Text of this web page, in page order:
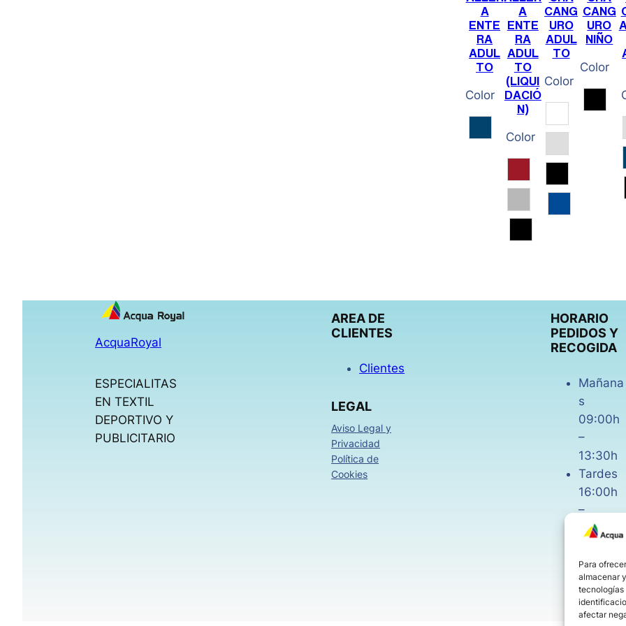
Para
almacenar
tecnologías
afectar
A
ENTE
RA
ADUL
TO
Color
Marino
A
ENTE
RA
ADUL
TO
(LIQUI
DACIÓ
N)
Color
Cereza
Gris
Negro
CANG
URO
ADUL
TO
Color
Blanco
Negro
Royal
CANG
URO
NIÑO
Color
Negro
AcquaRoyal
ESPECIALITAS
EN TEXTIL
DEPORTIVO Y
PUBLICITARIO
AREA DE
CLIENTES
Clientes
LEGAL
Aviso Legal y
Privacidad
Política de
Cookies
HORARIO
PEDIDOS Y
RECOGIDA
Mañana
s
09:00h
–
13:30h
Tardes
16:00h
–
18:30h
08:00h
–
14:00h